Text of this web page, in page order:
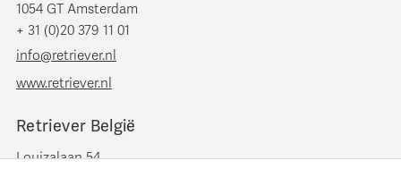
1054 GT Amsterdam
+ 31 (0)20 379 11 01
info@retriever.nl
www.retriever.nl
Retriever België
Louizalaan 54